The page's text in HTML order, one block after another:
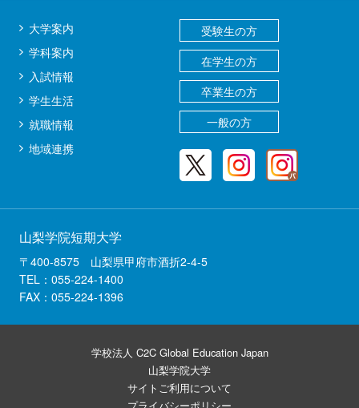
大学案内
学科案内
入試情報
学生生活
就職情報
地域連携
受験生の方
在学生の方
卒業生の方
一般の方
山梨学院短期大学
〒400-8575 山梨県甲府市酒折2-4-5
TEL：055-224-1400
FAX：055-224-1396
学校法人 C2C Global Education Japan
山梨学院大学
サイトご利用について